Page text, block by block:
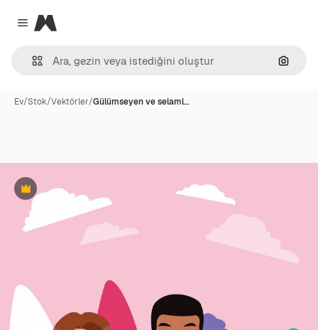
Close menu
Magnific
Ev/Stok/Vektörler/Gülümseyen ve selaml…
Premium